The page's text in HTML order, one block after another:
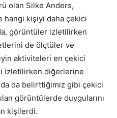
olan Silke Anders,
hangi kişiyi daha çekici
görüntüler izletilirken
de ölçtüler ve
aktiviteleri en çekici
izletilirken diğerlerine
da belirttiğimiz gibi çekici
görüntülerde duygularını
kişilerdi.